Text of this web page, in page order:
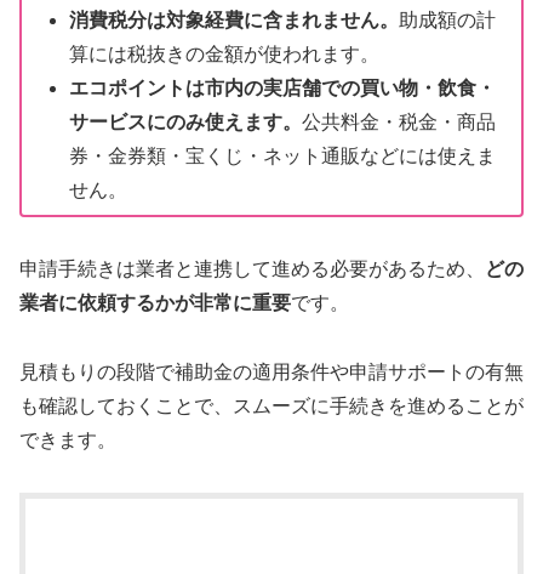
消費税分は対象経費に含まれません。
助成額の計
算には税抜きの金額が使われます。
エコポイントは市内の実店舗での買い物・飲食・
サービスにのみ使えます。 公共料金・税金・商品
券・金券類・宝くじ・ネット通販などには使えま
せん。
申請手続きは業者と連携して進める必要があるため、
どの
業者に依頼するかが非常に重要です。
見積もりの段階で補助金の適用条件や申請サポートの有無
も確認しておくことで、スムーズに手続きを進めることが
できます。